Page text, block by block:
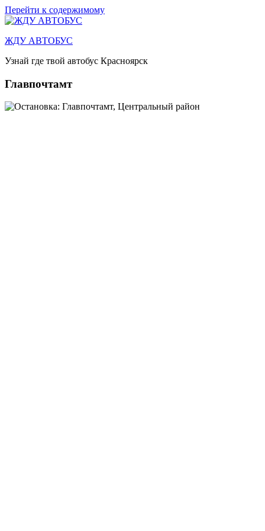
Перейти к содержимому
ЖДУ АВТОБУС
Узнай где твой автобус Красноярск
Главпочтамт